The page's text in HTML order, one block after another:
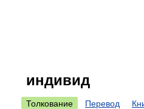
индивид
Толкование Перевод